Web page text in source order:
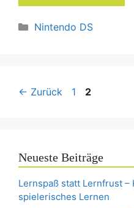
Kategorien
Nintendo DS
← Zurück Seite
1 Seite
2
Neueste Beiträge
Lernspaß statt Lernfrust
spielerisches Lernen